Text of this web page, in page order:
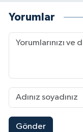
Yorumlar
Gönder